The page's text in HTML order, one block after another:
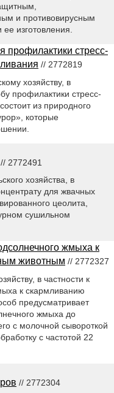
и противовирусным
изготовления.
профилактики стресс-
// 2772819
хозяйству, в
профилактики стресс-
из природного
которые
// 2772491
хозяйства, в
для жвачных
цеолита,
сушильном
жмыха к
животным // 2772327
в частности к
к скармливанию
предусматривает
жмыха до
с молочной сывороткой
с частотой 22
// 2772304